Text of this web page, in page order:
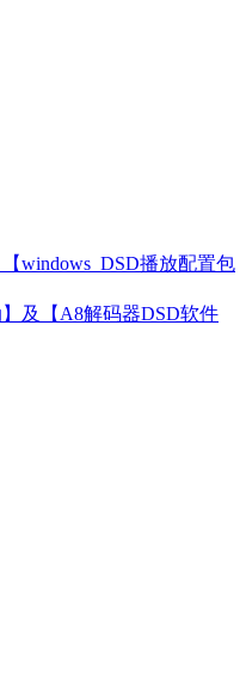
windows_DSD播放配置包
及【A8解码器DSD软件